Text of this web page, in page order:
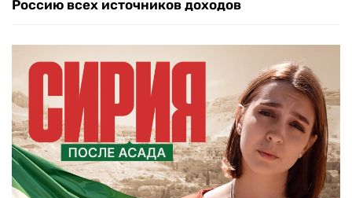
Россию всех источников доходов